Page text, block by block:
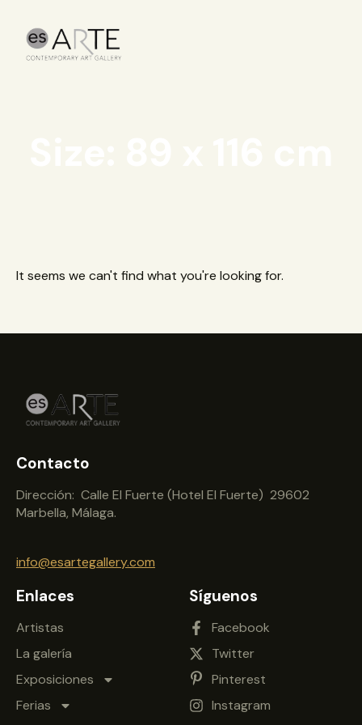
It seems we can't find what you're looking for.
Contacto
Dirección: Calle El Fuerte (Hotel El Fuerte) 29602
Marbella, Málaga.
info@esartegallery.com
Enlaces
Artistas
La galería
Exposiciones
Ferias
Síguenos
Facebook
Twitter
Pinterest
Instagram